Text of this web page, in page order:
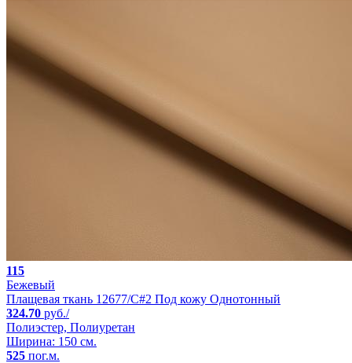
115
Бежевый
Плащевая ткань 12677/C#2 Под кожу Однотонный
324.70 руб./
Полиэстер, Полиуретан
Ширина: 150 см.
525 пог.м.